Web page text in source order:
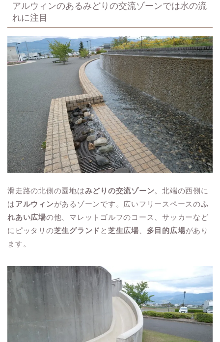
アルウィンのあるみどりの交流ゾーンでは水の流
れに注目
滑走路の北側の園地はみどりの交流ゾーン。北端の西側に
はアルウィンがあるゾーンです。広いフリースペースのふ
れあい広場の他、マレットゴルフのコース、サッカーなど
にピッタリの芝生グランド と 芝生広場 多目的広場があり
ます。